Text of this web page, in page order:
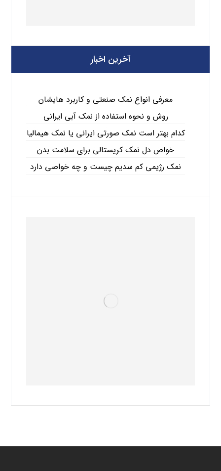
آخرین اخبار
معرفی انواع نمک صنعتی و کاربرد هایشان
روش و نحوه استفاده از نمک آبی ایرانی
کدام بهتر است نمک صورتی ایرانی یا نمک هیمالیا
خواص دل نمک کریستالی برای سلامت بدن
نمک رژیمی کم سدیم چیست و چه خواصی دارد